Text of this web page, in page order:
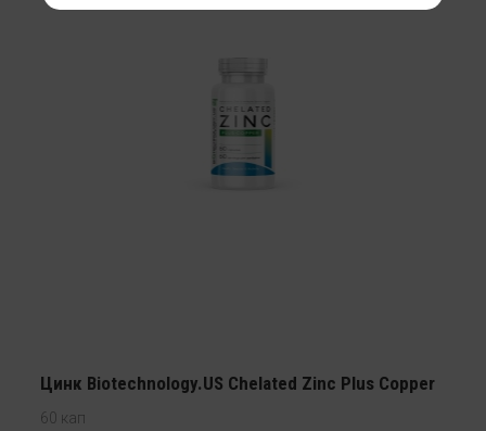
Цинк Biotechnology.US Chelated Zinc Plus Copper
60 кап